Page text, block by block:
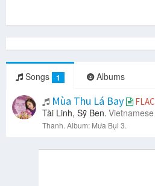
Songs 1 Albums
Mùa Thu Lá Bay FLAC
Tài Linh, Sỹ Ben. Vietnamese
Thanh. Album: Mưa Bụi 3.